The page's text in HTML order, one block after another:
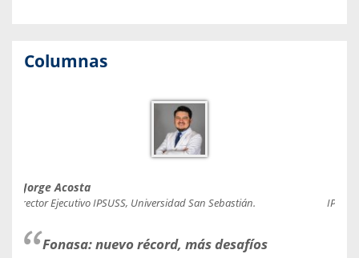
Columnas
Jorge Acosta
Director Ejecutivo IPSUSS, Universidad San Sebastián.
Fonasa: nuevo récord, más desafíos